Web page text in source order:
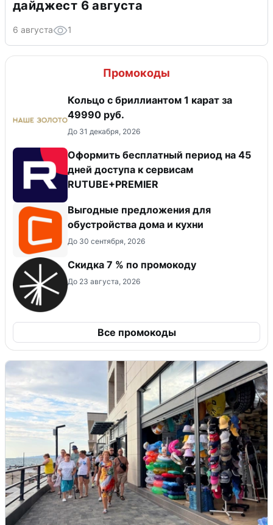
дайджест 6 августа
6 августа 1
Промокоды
Кольцо с бриллиантом 1 карат за
49990 руб.
До 31 декабря, 2026
Оформить бесплатный период на 45
дней доступа к сервисам
RUTUBE+PREMIER
Выгодные предложения для
обустройства дома и кухни
До 30 сентября, 2026
Скидка 7 % по промокоду
До 23 августа, 2026
Все промокоды